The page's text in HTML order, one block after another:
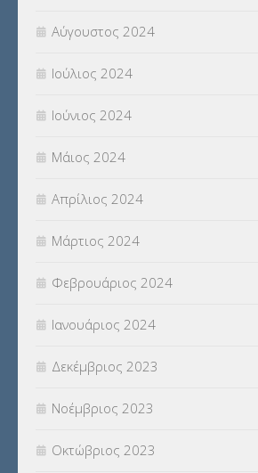
Αύγουστος 2024
Ιούλιος 2024
Ιούνιος 2024
Μάιος 2024
Απρίλιος 2024
Μάρτιος 2024
Φεβρουάριος 2024
Ιανουάριος 2024
Δεκέμβριος 2023
Νοέμβριος 2023
Οκτώβριος 2023